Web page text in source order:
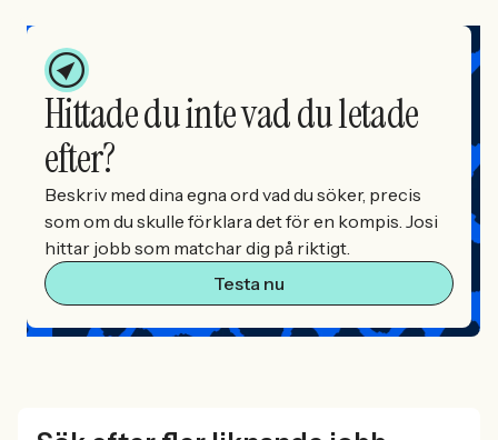
Hittade du inte vad du letade
efter?
Beskriv med dina egna ord vad du söker, precis
som om du skulle förklara det för en kompis. Josi
hittar jobb som matchar dig på riktigt.
Testa nu